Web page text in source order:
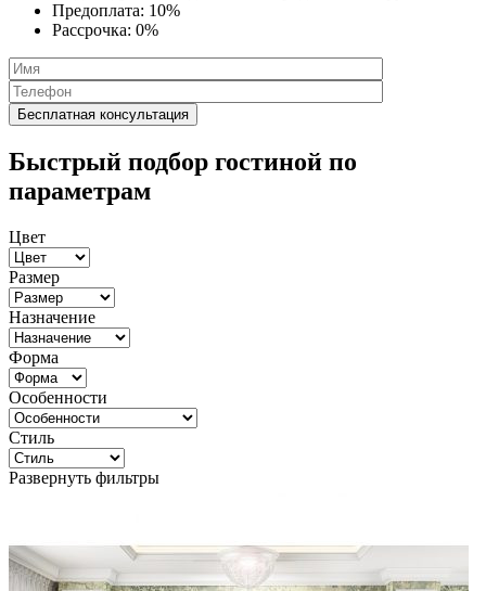
Предоплата: 10%
Рассрочка: 0%
Быстрый подбор гостиной по
параметрам
Цвет
Размер
Назначение
Форма
Особенности
Стиль
Развернуть фильтры